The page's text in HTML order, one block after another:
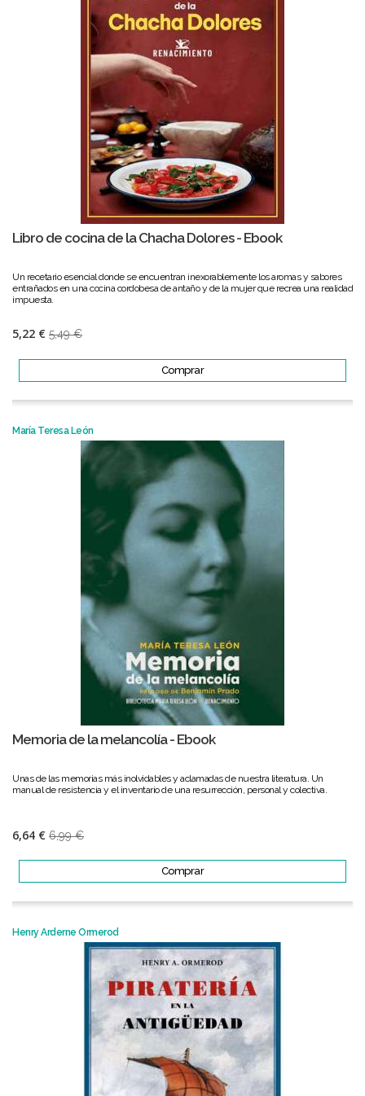
Libro de cocina de la Chacha Dolores - Ebook
Un recetario esencial donde se encuentran inexorablemente los aromas y sabores
entrañados en una cocina cordobesa de antaño y de la mujer que recrea una realidad
impuesta.
5,22 € 5,49 €
Comprar
María Teresa León
Memoria de la melancolía - Ebook
Unas de las memorias más inolvidables y aclamadas de nuestra literatura. Un
manual de resistencia y el inventario de una resurrección, personal y colectiva.
6,64 € 6,99 €
Comprar
Henry Arderne Ormerod